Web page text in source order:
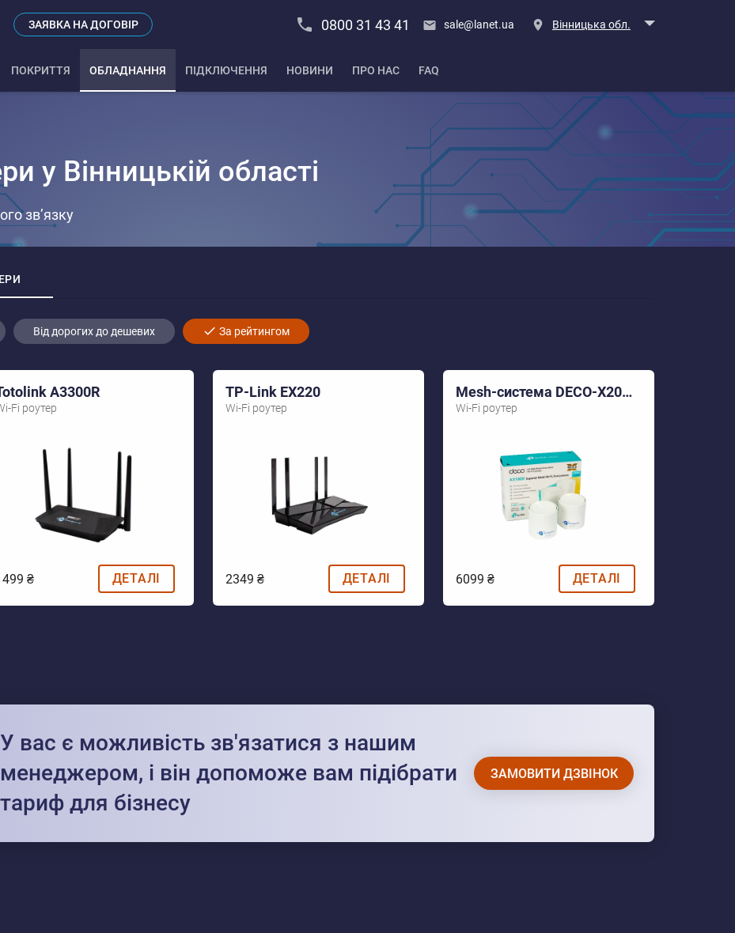
ЗАЯВКА НА ДОГОВІР 0800 31 43 41 sale@lanet.ua Вінницька обл.
ПОКРИТТЯ ОБЛАДНАННЯ ПІДКЛЮЧЕННЯ НОВИНИ ПРО НАС FAQ
у Вінницькій області
зв’язку
Від дорогих до дешевих За рейтингом
A3300R
Fi роутер
₴ ДЕТАЛІ
TP-Link EX220
Wi-Fi роутер
2349 ₴ ДЕТАЛІ
Mesh-система DECO-X20-2-PACK
Wi-Fi роутер
6099 ₴ ДЕТАЛІ
У вас є можливість зв'язатися з нашим
менеджером, і він допоможе вам підібрати
тариф для бізнесу
ЗАМОВИТИ ДЗВІНОК